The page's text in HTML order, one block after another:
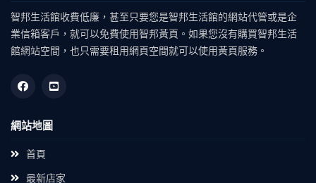
智邦生活館收費低廉，甚至只要您是智邦生活館的網站代管或是企
業信箱客戶，就可以免費使用智邦黃頁。如果您沒有購買智邦生活
館網站空間，也只需要租用網頁空間就可以使用黃頁服務。
網站地圖
首頁
最新店家